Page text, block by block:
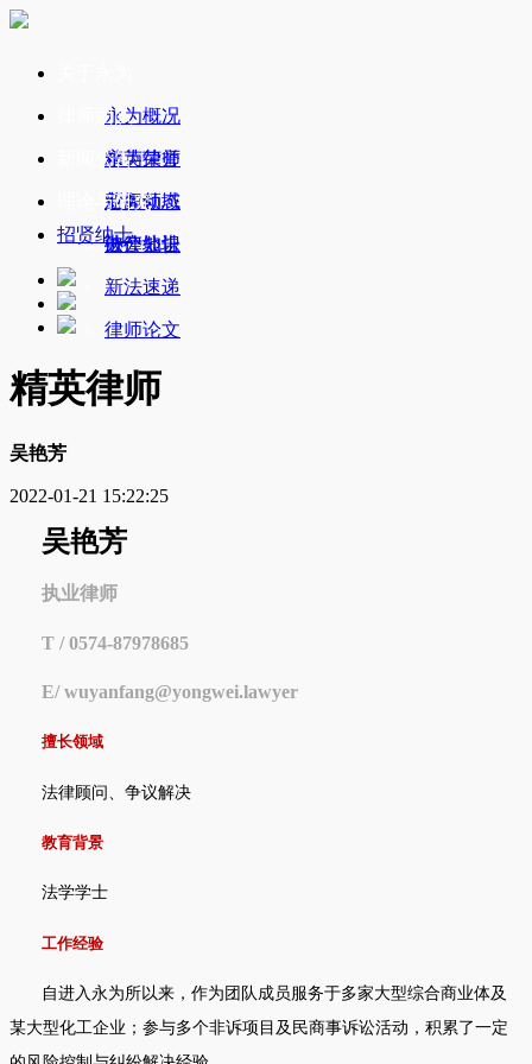
永为概况
永为荣誉
业务领域
办公地址
律师团队
精英律师
新闻公告
新闻动态
破产公告
理论与研究
法律知识
新法速递
律师论文
招贤纳士
精英律师
吴艳芳
2022-01-21 15:22:25
吴艳芳
执业律师
T / 0574-87978685
E/ wuyanfang@yongwei.lawyer
擅长领域
法律顾问、争议解决
教育背景
法学学士
工作经验
自进入永为所以来，作为团队成员服务于多家大型综合商业体及
某大型化工企业；参与多个非诉项目及民商事诉讼活动，积累了一定